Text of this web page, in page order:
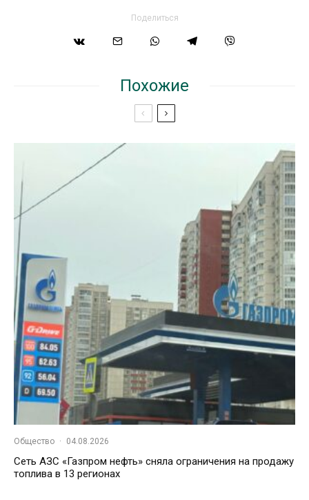
Поделиться
Похожие
Общество · 04.08.2026
Сеть АЗС «Газпром нефть» сняла ограничения на продажу
топлива в 13 регионах